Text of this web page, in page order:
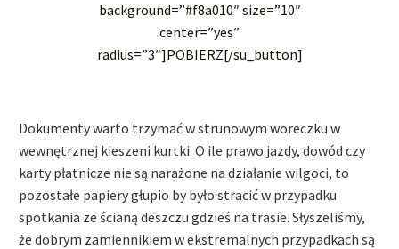
background=”#f8a010″ size=”10″
center=”yes”
radius=”3″]POBIERZ[/su_button]
Dokumenty warto trzymać w strunowym woreczku w
wewnętrznej kieszeni kurtki. O ile prawo jazdy, dowód czy
karty płatnicze nie są narażone na działanie wilgoci, to
pozostałe papiery głupio by było stracić w przypadku
spotkania ze ścianą deszczu gdzieś na trasie. Słyszeliśmy,
że dobrym zamiennikiem w ekstremalnych przypadkach są